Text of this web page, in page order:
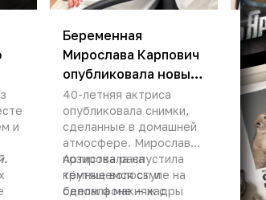
и
Беременная
Мирослава Карпович
опубликовала новые
фото
40-летняя актриса
опубликовала снимки,
сделанные в домашней
атмосфере. Мирослава
позировала на
крутящемся стуле на
белом фоне — кадры
Артистка распустила
тёмные волосы и
сделала макияж с
По